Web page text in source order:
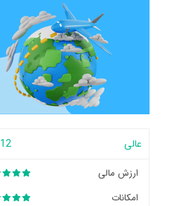
عالی 12 از 10
ارزش مالی
امکانات